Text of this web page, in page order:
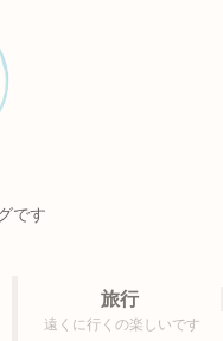
です
旅行
遠くに行くの楽しいです